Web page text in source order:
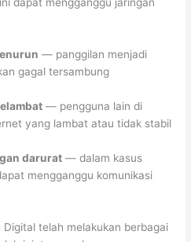
— panggilan menjadi
gagal tersambung
— pengguna lain di
yang lambat atau tidak stabil
darurat — dalam kasus
mengganggu komunikasi
Digital telah melakukan berbagai